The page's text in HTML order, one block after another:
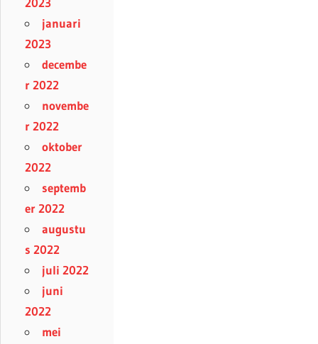
januari
2023
decembe
r 2022
novembe
r 2022
oktober
2022
septemb
er 2022
augustu
s 2022
juli 2022
juni
2022
mei